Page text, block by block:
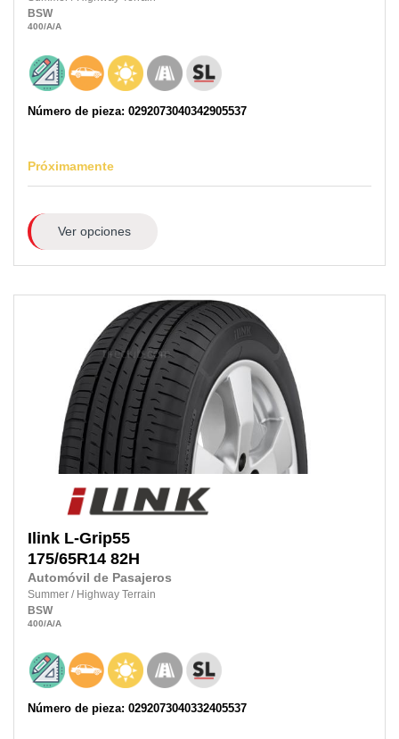
BSW
400/A/A
Número de pieza: 0292073040342905537
Próximamente
Ver opciones
Ilink L-Grip55
175/65R14 82H
Automóvil de Pasajeros
Summer / Highway Terrain
BSW
400/A/A
Número de pieza: 0292073040332405537